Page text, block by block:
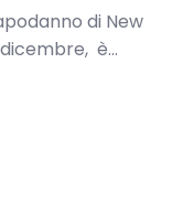
di New
è...